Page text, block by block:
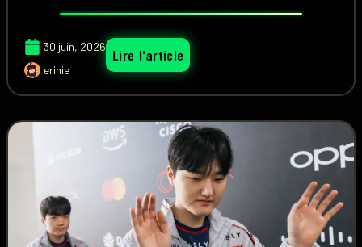
30 juin, 2026
erinie
Lire l'article